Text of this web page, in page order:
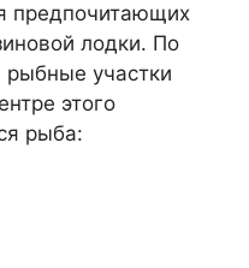
предпочитающих
лодки. По
участки
этого
рыба: